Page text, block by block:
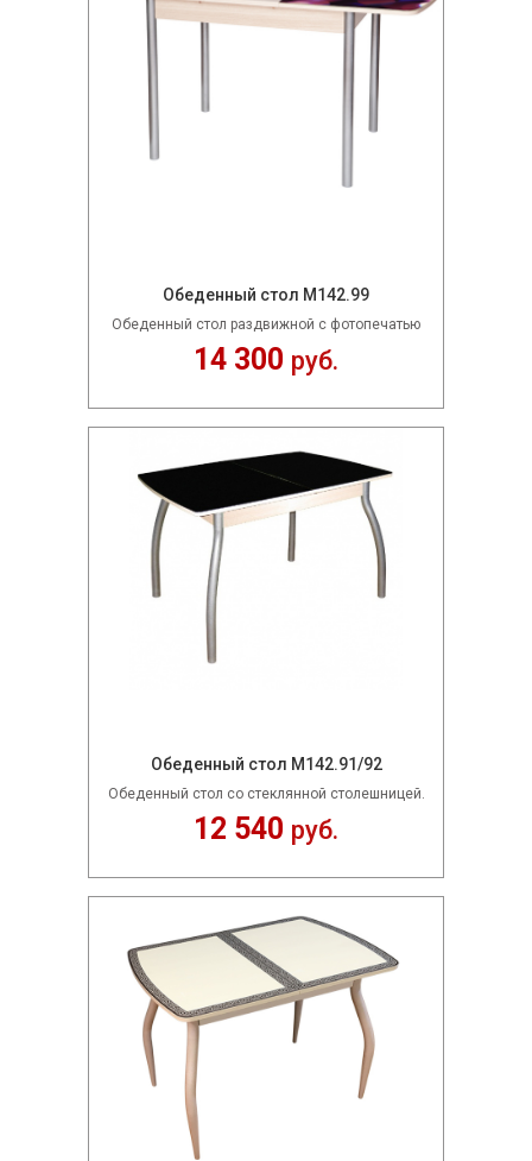
Обеденный стол М142.99
Обеденный стол раздвижной c фотопечатью
14 300 руб.
Обеденный стол М142.91/92
Обеденный стол со стеклянной столешницей.
12 540 руб.